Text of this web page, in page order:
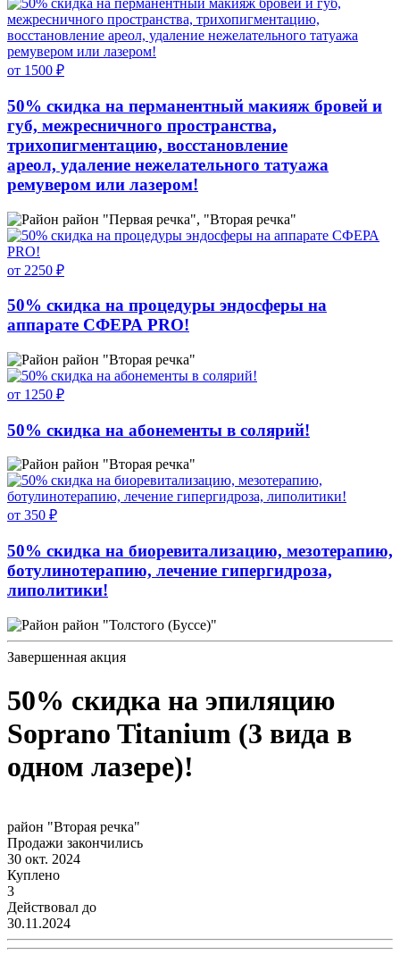
от 1500 ₽
50% скидка на перманентный макияж бровей и
губ, межресничного пространства,
трихопигментацию, восстановление
ареол, удаление нежелательного татуажа
ремувером или лазером!
район "Первая речка", "Вторая речка"
от 2250 ₽
50% скидка на процедуры эндосферы на
аппарате СФЕРА PRO!
район "Вторая речка"
от 1250 ₽
50% скидка на абонементы в солярий!
район "Вторая речка"
от 350 ₽
50% скидка на биоревитализацию, мезотерапию,
ботулинотерапию, лечение гипергидроза,
липолитики!
район "Толстого (Буссе)"
Завершенная акция
50% скидка на эпиляцию
Soprano Titanium (3 вида в
одном лазере)!
район "Вторая речка"
Продажи закончились
30 окт. 2024
Куплено
3
Действовал до
30.11.2024